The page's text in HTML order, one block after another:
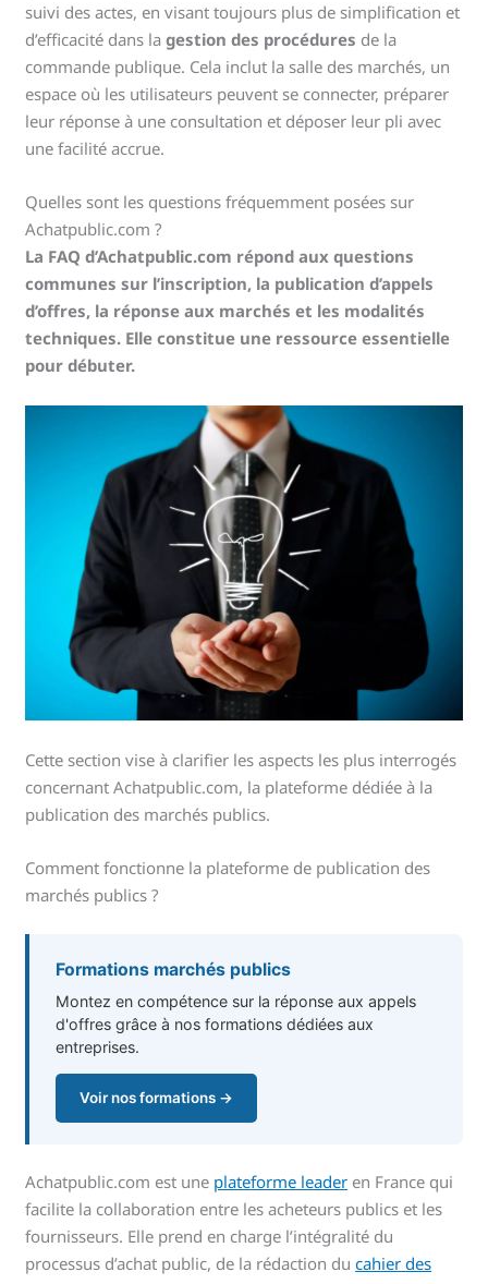
suivi des actes, en visant toujours plus de simplification et
d’efficacité dans lagestion des procédures de la
commande publique. Cela inclut la salle des marchés, un
espace où les utilisateurs peuvent se connecter, préparer
leur réponse à une consultation et déposer leur pli avec
une facilité accrue.
Quelles sont les questions fréquemment posées sur
Achatpublic.com ?
La FAQ d’Achatpublic.com répond aux questions
communes sur l’inscription, la publication d’appels
d’offres, la réponse aux marchés et les modalités
techniques. Elle constitue une ressource essentielle
pour débuter.
Cette section vise à clarifier les aspects les plus interrogés
concernant Achatpublic.com, la plateforme dédiée à la
publication des marchés publics.
Comment fonctionne la plateforme de publication des
marchés publics ?
Formations marchés publics
Montez en compétence sur la réponse aux appels
d'offres grâce à nos formations dédiées aux
entreprises.
Voir nos formations →
Achatpublic.com est une plateforme leader en France qui
facilite la collaboration entre les acheteurs publics et les
fournisseurs. Elle prend en charge l’intégralité du
processus d’achat public, de la rédaction ducahier des